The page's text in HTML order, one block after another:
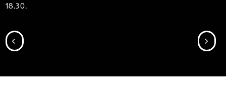
18.30.
SIIRRY EDELLISEEN